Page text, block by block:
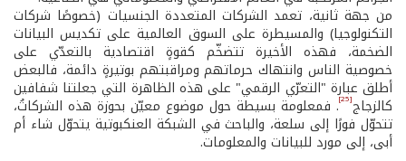
من جهة ثانية، تعمد الشركات المتعددة الجنسيات (خصوصًا شركات
التكنولوجيا) والمسيطرة على السوق العالمية على تكديس البيانات
الضخمة، فهذه الأخيرة تتضخّم كقوةٍ اقتصادية بالتعدّي على
خصوصية الناس وانتهاك حرماتهم ومراقبتهم بوتيرةٍ دائمة، فالبعض
أطلق عبارة "التعرّي الرقمي" على هذه الظاهرة التي جعلتنا شفافين
كالزجاج[25] . فمعلومة بسيطة حول موضوع معيّن بحوزة هذه الشركاتُ،
تتحوّل فورًا إلى سلعة، والباحث في الشبكة العنكبوتية يتحوّل شاء أم
أبى، إلى مورد للبيانات والمعلومات.